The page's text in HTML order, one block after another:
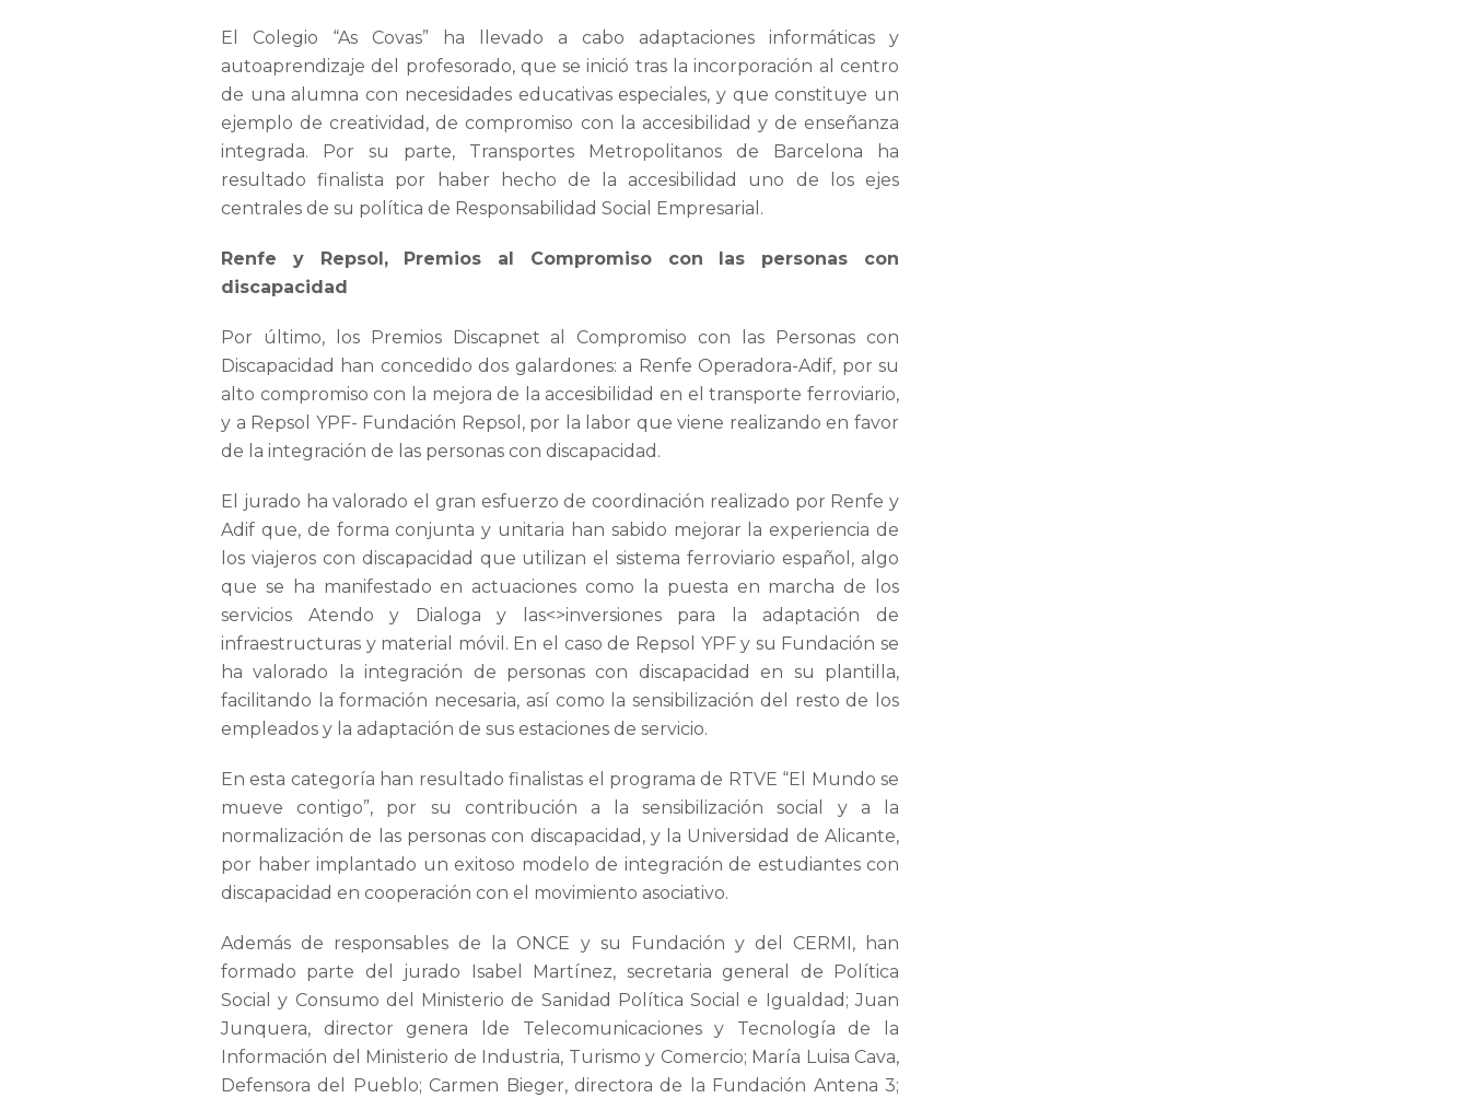
El Colegio “As Covas” ha llevado a cabo adaptaciones informáticas y
autoaprendizaje del profesorado, que se inició tras la incorporación al centro
de una alumna con necesidades educativas especiales, y que constituye un
ejemplo de creatividad, de compromiso con la accesibilidad y de enseñanza
integrada. Por su parte, Transportes Metropolitanos de Barcelona ha
resultado finalista por haber hecho de la accesibilidad uno de los ejes
centrales de su política de Responsabilidad Social Empresarial.
Renfe y Repsol, Premios al Compromiso con las personas con
discapacidad
Por último, los Premios Discapnet al Compromiso con las Personas con
Discapacidad han concedido dos galardones: a Renfe Operadora-Adif, por su
alto compromiso con la mejora de la accesibilidad en el transporte ferroviario,
y a Repsol YPF- Fundación Repsol, por la labor que viene realizando en favor
de la integración de las personas con discapacidad.
El jurado ha valorado el gran esfuerzo de coordinación realizado por Renfe y
Adif que, de forma conjunta y unitaria han sabido mejorar la experiencia de
los viajeros con discapacidad que utilizan el sistema ferroviario español, algo
que se ha manifestado en actuaciones como la puesta en marcha de los
servicios Atendo y Dialoga y las<>inversiones para la adaptación de
infraestructuras y material móvil. En el caso de Repsol YPF y su Fundación se
ha valorado la integración de personas con discapacidad en su plantilla,
facilitando la formación necesaria, así como la sensibilización del resto de los
empleados y la adaptación de sus estaciones de servicio.
En esta categoría han resultado finalistas el programa de RTVE “El Mundo se
mueve contigo”, por su contribución a la sensibilización social y a la
normalización de las personas con discapacidad, y la Universidad de Alicante,
por haber implantado un exitoso modelo de integración de estudiantes con
discapacidad en cooperación con el movimiento asociativo.
Además de responsables de la ONCE y su Fundación y del CERMI, han
formado parte del jurado Isabel Martínez, secretaria general de Política
Social y Consumo del Ministerio de Sanidad Política Social e Igualdad; Juan
Junquera, director genera lde Telecomunicaciones y Tecnología de la
Información del Ministerio de Industria, Turismo y Comercio; María Luisa Cava,
Defensora del Pueblo; Carmen Bieger, directora de la Fundación Antena 3;